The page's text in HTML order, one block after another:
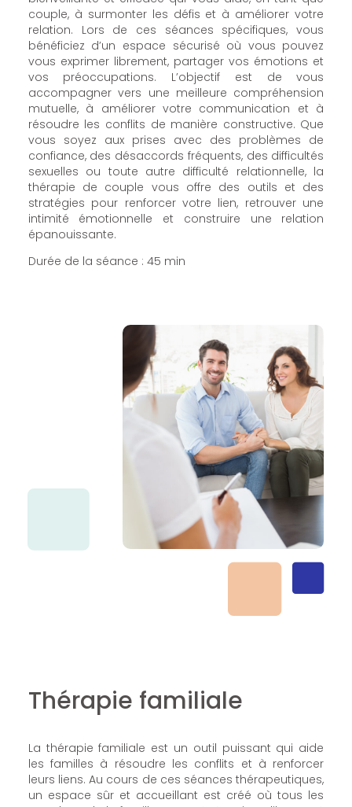
couple, à surmonter les défis et à améliorer votre
relation. Lors de ces séances spécifiques, vous
bénéficiez d’un espace sécurisé où vous pouvez
vous exprimer librement, partager vos émotions et
vos préoccupations. L’objectif est de vous
accompagner vers une meilleure compréhension
mutuelle, à améliorer votre communication et à
résoudre les conflits de manière constructive. Que
vous soyez aux prises avec des problèmes de
confiance, des désaccords fréquents, des difficultés
sexuelles ou toute autre difficulté relationnelle, la
thérapie de couple vous offre des outils et des
stratégies pour renforcer votre lien, retrouver une
intimité émotionnelle et construire une relation
épanouissante.
Durée de la séance : 45 min
Thérapie familiale
La thérapie familiale est un outil puissant qui aide
les familles à résoudre les conflits et à renforcer
leurs liens. Au cours de ces séances thérapeutiques,
un espace sûr et accueillant est créé où tous les